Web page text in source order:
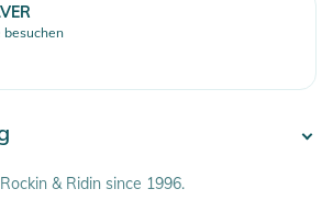
besuchen
& Ridin since 1996.